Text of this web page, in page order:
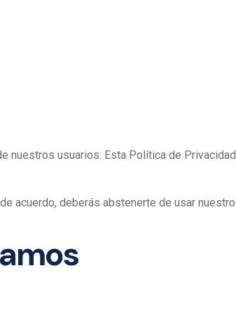
nuestros usuarios. Esta Política de
acuerdo, deberás abstenerte de usar